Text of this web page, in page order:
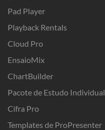
Pad Player
Playback Rentals
Cloud Pro
EnsaioMix
ChartBuilder
Pacote de Estudo Individual
Cifra Pro
Templates de ProPresenter